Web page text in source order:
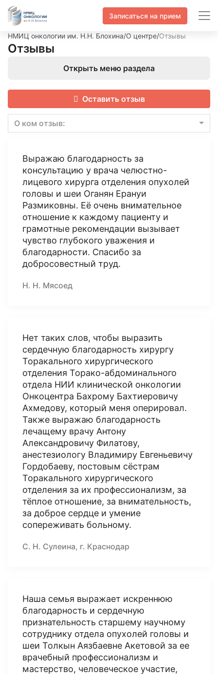
Записаться на прием
НМИЦ онкологии им. Н.Н. Блохина/О центре/Отзывы
Отзывы
Открыть меню раздела
Оставить отзыв
О ком отзыв:
Выражаю благодарность за
консультацию у врача челюстно-
лицевого хирурга отделения опухолей
головы и шеи Оганян Ерануи
Размиковны. Её очень внимательное
отношение к каждому пациенту и
грамотные рекомендации вызывает
чувство глубокого уважения и
благодарности. Спасибо за
добросовестный труд.
Н. Н. Мясоед
Нет таких слов, чтобы выразить
сердечную благодарность хирургу
Торакального хирургического
отделения Торако-абдоминального
отдела НИИ клинической онкологии
Онкоцентра Бахрому Бахтиеровичу
Ахмедову, который меня оперировал.
Также выражаю благодарность
лечащему врачу Антону
Александровичу Филатову,
анестезиологу Владимиру Евгеньевичу
Гордобаеву, постовым сёстрам
Торакального хирургического
отделения за их профессионализм, за
тёплое отношение, за внимательность,
за доброе сердце и умение
сопереживать больному.
С. Н. Сулеина, г. Краснодар
Наша семья выражает искреннюю
благодарность и сердечную
признательность старшему научному
сотруднику отдела опухолей головы и
шеи Толкын Аязбаевне Акетовой за ее
врачебный профессионализм и
мастерство, человеческое участие,